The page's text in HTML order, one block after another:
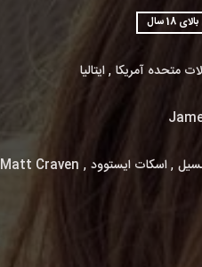
18 سال
متحده آمریکا ,ایتالیا
,اسکات ایستوود ,
Matt Craven